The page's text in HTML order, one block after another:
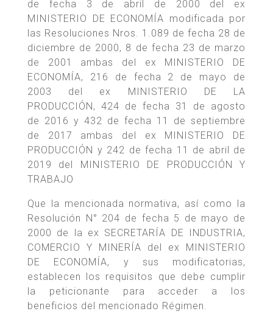
de fecha 3 de abril de 2000 del ex
MINISTERIO DE ECONOMÍA modificada por
las Resoluciones Nros. 1.089 de fecha 28 de
diciembre de 2000, 8 de fecha 23 de marzo
de 2001 ambas del ex MINISTERIO DE
ECONOMÍA, 216 de fecha 2 de mayo de
2003 del ex MINISTERIO DE LA
PRODUCCIÓN, 424 de fecha 31 de agosto
de 2016 y 432 de fecha 11 de septiembre
de 2017 ambas del ex MINISTERIO DE
PRODUCCIÓN y 242 de fecha 11 de abril de
2019 del MINISTERIO DE PRODUCCIÓN Y
TRABAJO
Que la mencionada normativa, así como la
Resolución N° 204 de fecha 5 de mayo de
2000 de la ex SECRETARÍA DE INDUSTRIA,
COMERCIO Y MINERÍA del ex MINISTERIO
DE ECONOMÍA, y sus modificatorias,
establecen los requisitos que debe cumplir
la peticionante para acceder a los
beneficios del mencionado Régimen.